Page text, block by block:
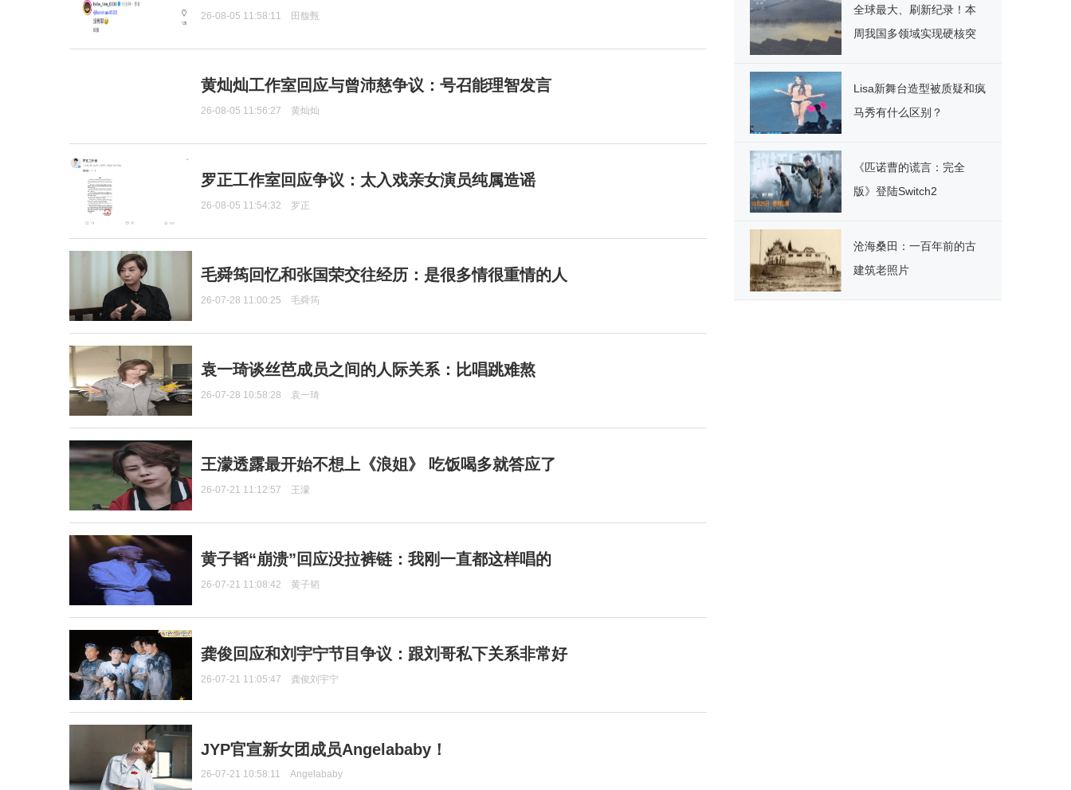
26-08-05 11:58:11 田馥甄
黄灿灿工作室回应与曾沛慈争议：号召能理智发言
26-08-05 11:56:27 黄灿灿
罗正工作室回应争议：太入戏亲女演员纯属造谣
26-08-05 11:54:32 罗正
毛舜筠回忆和张国荣交往经历：是很多情很重情的人
26-07-28 11:00:25 毛舜筠
袁一琦谈丝芭成员之间的人际关系：比唱跳难熬
26-07-28 10:58:28 袁一琦
王濛透露最开始不想上《浪姐》 吃饭喝多就答应了
26-07-21 11:12:57 王濛
黄子韬“崩溃”回应没拉裤链：我刚一直都这样唱的
26-07-21 11:08:42 黄子韬
龚俊回应和刘宇宁节目争议：跟刘哥私下关系非常好
26-07-21 11:05:47 龚俊刘宇宁
JYP官宣新女团成员Angelababy！
26-07-21 10:58:11 Angelababy
全球最大、刷新纪录！本
周我国多领域实现硬核突
Lisa新舞台造型被质疑和疯
马秀有什么区别？
《匹诺曹的谎言：完全
版》登陆Switch2
沧海桑田：一百年前的古
建筑老照片